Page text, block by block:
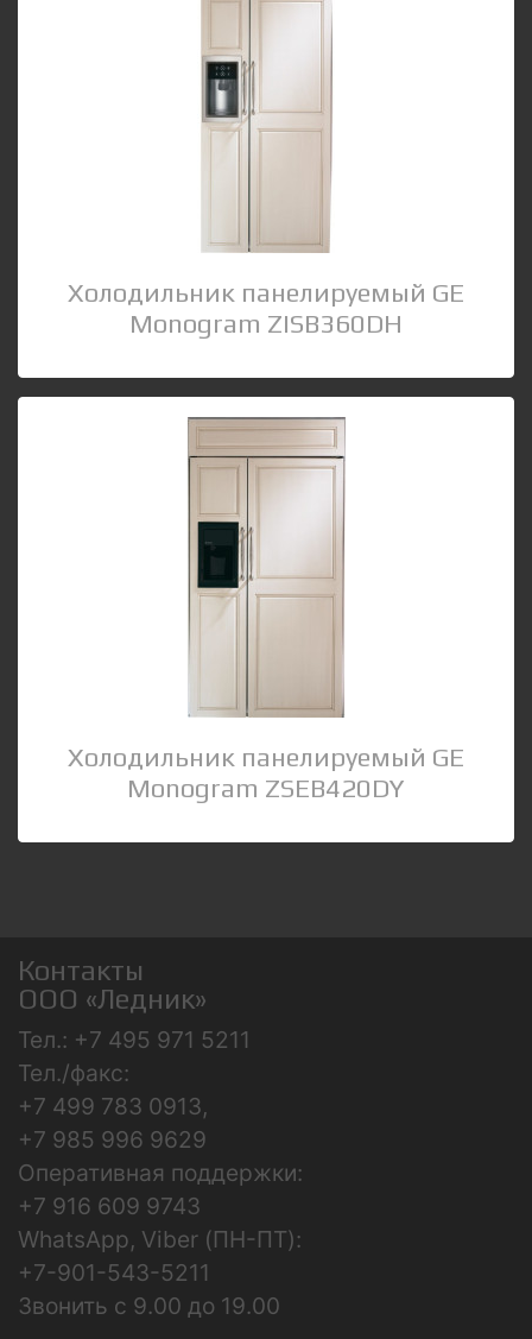
Холодильник панелируемый GE
Monogram ZISB360DH
Холодильник панелируемый GE
Monogram ZSEB420DY
Контакты
ООО «Ледник»
Тел.: +7 495 971 5211
Тел./факс:
+7 499 783 0913,
+7 985 996 9629
Оперативная поддержки:
+7 916 609 9743
WhatsApp, Viber (ПН-ПТ):
+7-901-543-5211
Звонить с 9.00 до 19.00